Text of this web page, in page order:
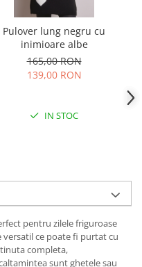
Pulover lung negru cu
inimioare albe
165,00 RON
139,00 RON
IN STOC
pentru zilele friguroase
ce poate fi purtat cu
completa,
sunt ghetele sau